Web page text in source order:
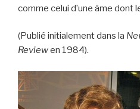
comme celui d’une âme dont
(Publié initialement dans la
Reviewen 1984).